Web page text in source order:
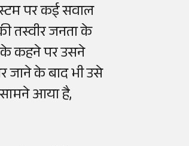
पर कई सवाल
तस्वीर जनता के
के कहने पर उसने
जाने के बाद भी उसे
आया है,